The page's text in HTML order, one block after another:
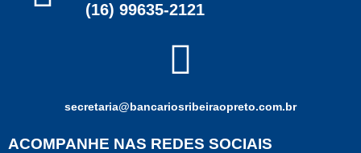
(16) 99635-2121
secretaria@bancariosribeiraopreto.com.br
ACOMPANHE NAS REDES SOCIAIS